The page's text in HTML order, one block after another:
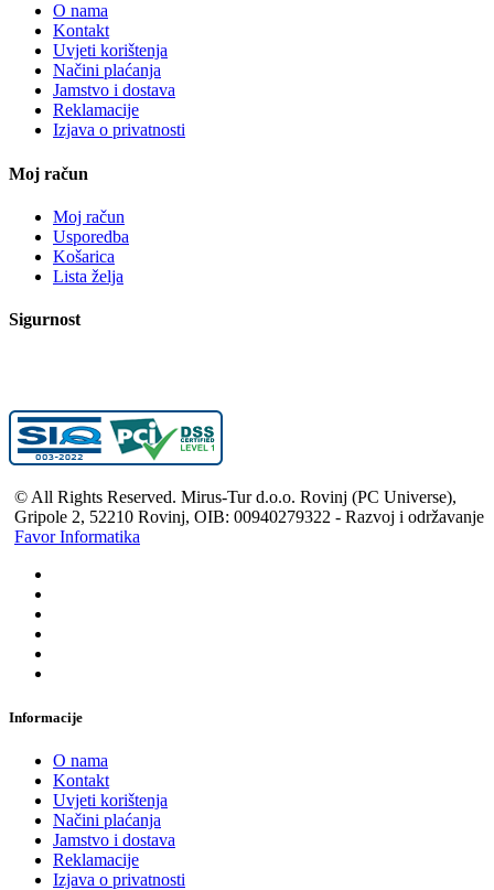
O nama
Kontakt
Uvjeti korištenja
Načini plaćanja
Jamstvo i dostava
Reklamacije
Izjava o privatnosti
Moj račun
Moj račun
Usporedba
Košarica
Lista želja
Sigurnost
© All Rights Reserved. Mirus-Tur d.o.o. Rovinj (PC Universe),
Gripole 2, 52210 Rovinj, OIB: 00940279322 - Razvoj i održavanje
Favor Informatika
Informacije
O nama
Kontakt
Uvjeti korištenja
Načini plaćanja
Jamstvo i dostava
Reklamacije
Izjava o privatnosti